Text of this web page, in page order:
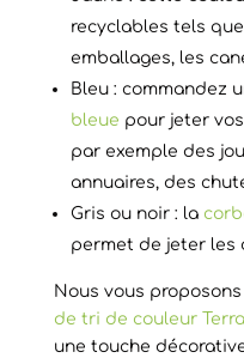
recyclables tels
emballages, les
Bleu : commandez
bleue pour jeter
par exemple des
annuaires, des
Gris ou noir : la
permet de jeter les
Nous vous
de tri de couleur
une touche